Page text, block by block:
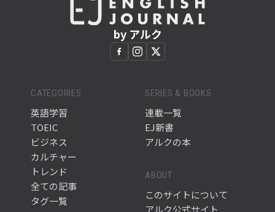
by アルク
CATEGORIES
英語学習
TOEIC
ビジネス
カルチャー
トレンド
全ての記事
タグ一覧
SERIES & BOOKS
連載一覧
EJ新書
アルクの本
ABOUT
このサイトについて
アルク公式サイト